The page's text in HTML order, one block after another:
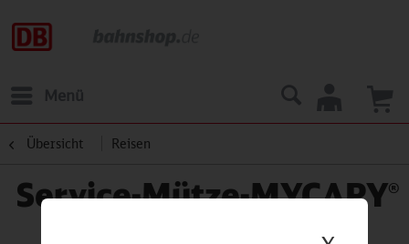
Menü
Übersicht Reisen
Service-Mütze-MYCAPY®